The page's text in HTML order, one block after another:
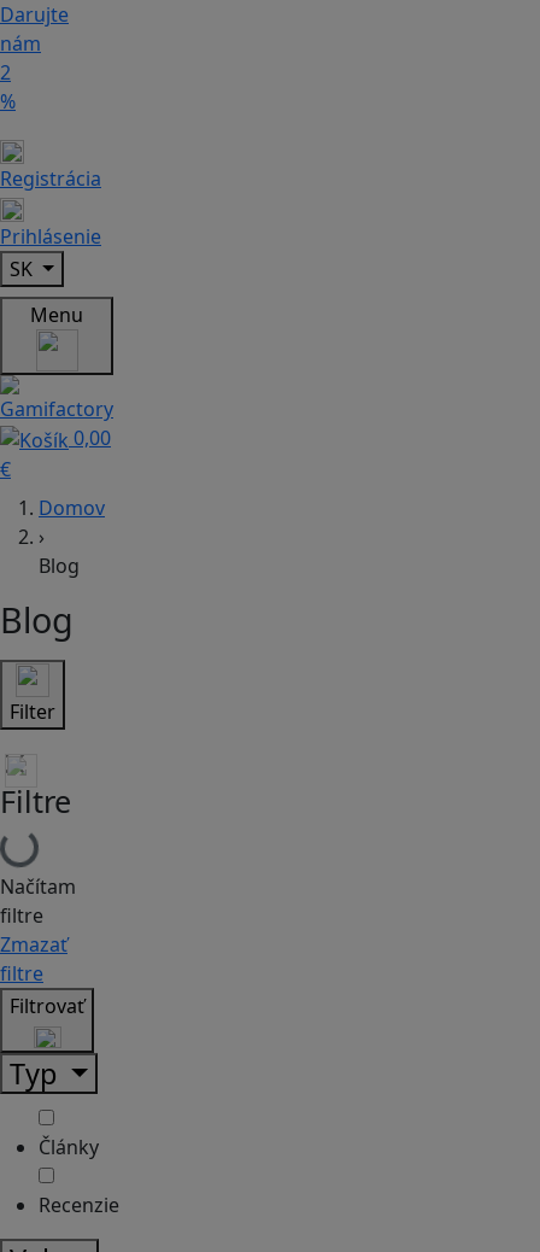
Darujte
nám
2
%
Registrácia
Prihlásenie
SK
Menu
0,00
€
Domov
›
Blog
Blog
Filter
Filtre
Načítam
filtre
Zmazať
filtre
Filtrovať
Typ
Články
Recenzie